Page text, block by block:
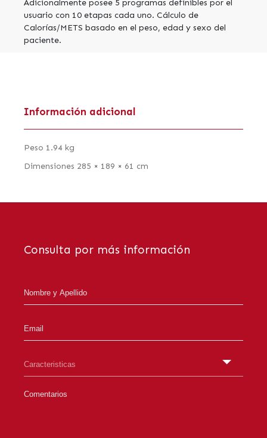
Adicionalmente posee 5 programas definibles por el
usuario con 10 etapas cada uno. Cálculo de
Calorías/METS basado en el peso, edad y sexo del
paciente.
Información adicional
Peso 1.94 kg
Dimensiones 285 × 189 × 61 cm
Consulta por más información